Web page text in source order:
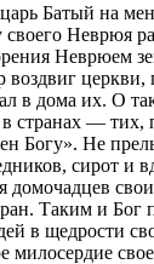
Батый на
Неврюя
Неврюем
церкви,
в дома их. О
странах — тих,
Богу». Не
сирот и
домочадцев
Таким и Бог
в щедрости
милосердие